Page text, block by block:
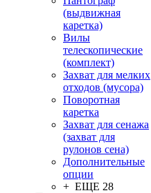
(выдвижная
каретка)
Вилы
телескопические
(комплект)
Захват для мелких
отходов (мусора)
Поворотная
каретка
Захват для сенажа
(захват для
рулонов сена)
Дополнительные
опции
+ ЕЩЕ 28